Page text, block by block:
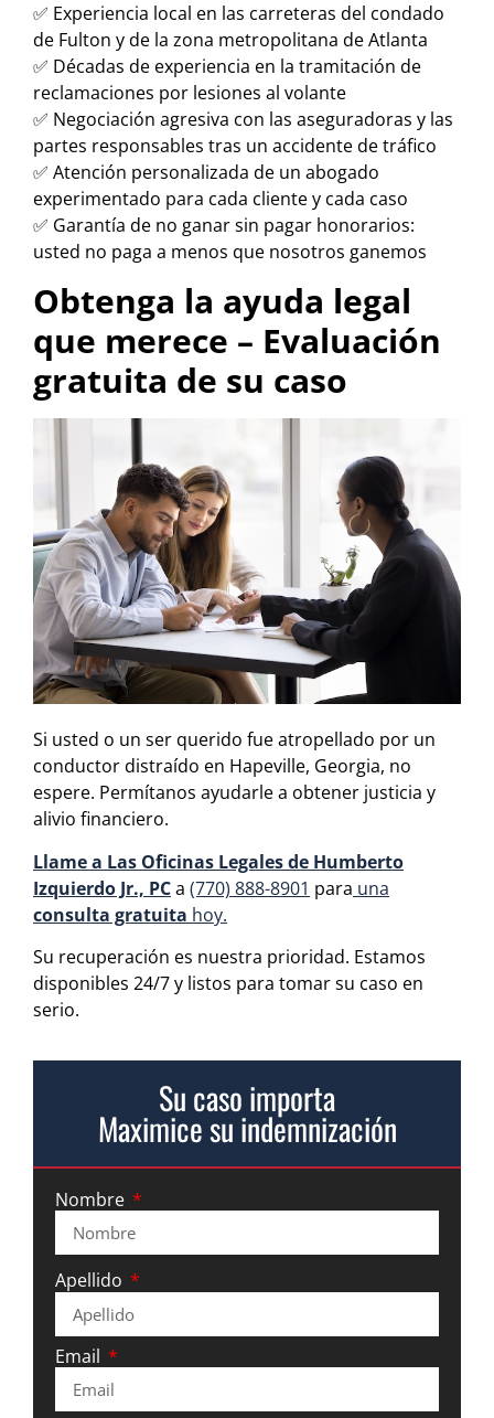
✅ Experiencia local en las carreteras del condado
de Fulton y de la zona metropolitana de Atlanta
✅ Décadas de experiencia en la tramitación de
reclamaciones por lesiones al volante
✅ Negociación agresiva con las aseguradoras y las
partes responsables tras un accidente de tráfico
✅ Atención personalizada de un abogado
experimentado para cada cliente y cada caso
✅ Garantía de no ganar sin pagar honorarios:
usted no paga a menos que nosotros ganemos
Obtenga la ayuda legal
que merece – Evaluación
gratuita de su caso
Si usted o un ser querido fue atropellado por un
conductor distraído en Hapeville, Georgia, no
espere. Permítanos ayudarle a obtener justicia y
alivio financiero.
Llame a Las Oficinas Legales de Humberto
Izquierdo Jr., PCa (770) 888-8901 para una
consulta gratuita hoy.
Su recuperación es nuestra prioridad. Estamos
disponibles 24/7 y listos para tomar su caso en
serio.
Su caso importa
Maximice su indemnización
Nombre
Apellido
Email